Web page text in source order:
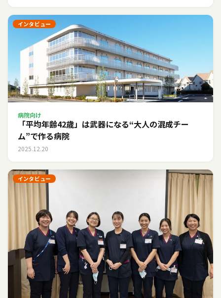
インタビュー
病院向け
「平均年齢42歳」は武器になる――“大人の混成チー
ム”で作る病院
2025.12.20
インタビュー